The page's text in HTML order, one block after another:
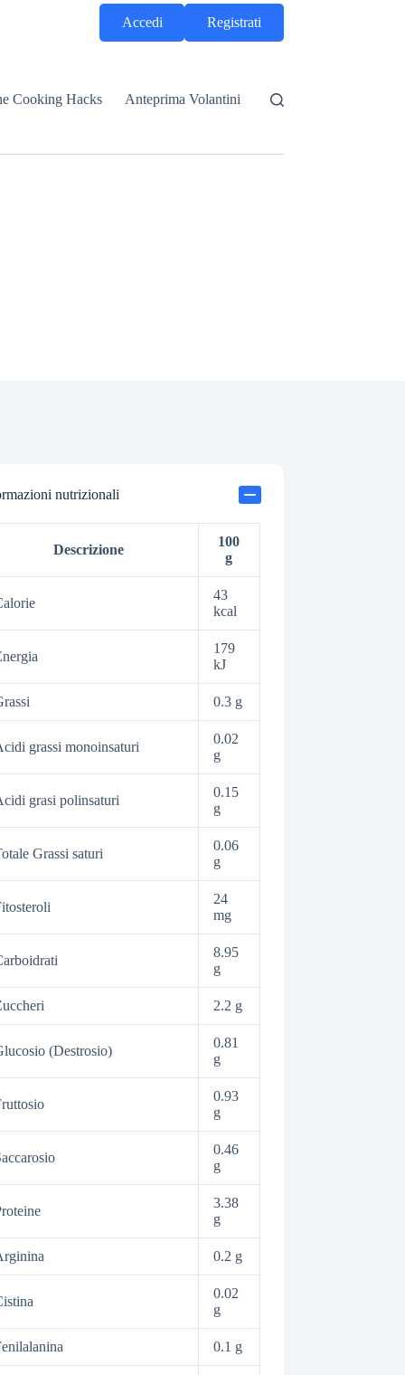
Accedi Registrati
Cooking Hacks Anteprima Volantini
nutrizionali
Descrizione
100
g
43
kcal
179
kJ
0.3 g
grassi monoinsaturi
0.02
g
grasi polinsaturi
0.15
g
Grassi saturi
0.06
g
24
mg
8.95
g
2.2 g
(Destrosio)
0.81
g
0.93
g
0.46
g
3.38
g
0.2 g
0.02
g
0.1 g